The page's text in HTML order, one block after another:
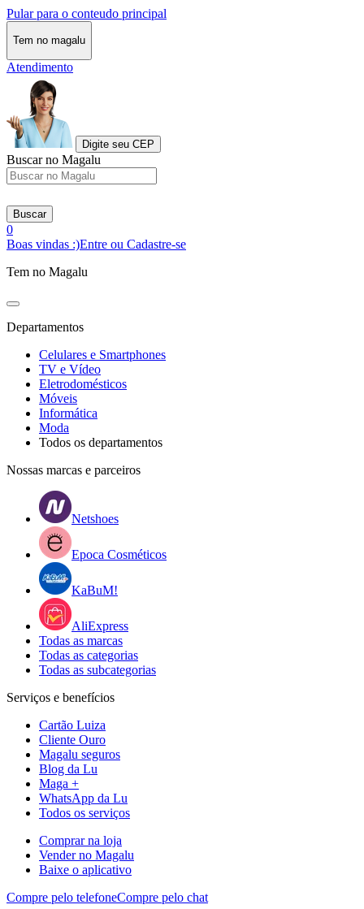
Pular para o conteudo principal
Tem no magalu
Atendimento
Digite seu CEP
Buscar no Magalu
Buscar
0
Boas vindas :)Entre ou Cadastre-se
Tem no Magalu
Departamentos
Celulares e Smartphones
TV e Vídeo
Eletrodomésticos
Móveis
Informática
Moda
Todos os departamentos
Nossas marcas e parceiros
Netshoes
Epoca Cosméticos
KaBuM!
AliExpress
Todas as marcas
Todas as categorias
Todas as subcategorias
Serviços e benefícios
Cartão Luiza
Cliente Ouro
Magalu seguros
Blog da Lu
Maga +
WhatsApp da Lu
Todos os serviços
Comprar na loja
Vender no Magalu
Baixe o aplicativo
Compre pelo telefoneCompre pelo chat